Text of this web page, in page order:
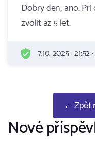
Dobry den, ano.
zvolit az 5 let.
7.10. 2025 ·
← Zpět
Nové